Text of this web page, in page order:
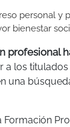
personal y
bienestar
profesional
los
una